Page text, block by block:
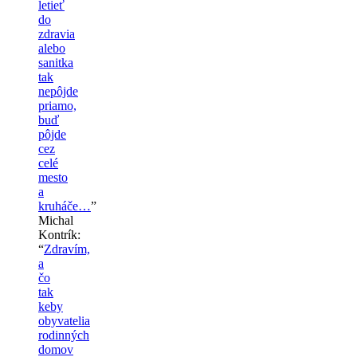
letieť
do
zdravia
alebo
sanitka
tak
nepôjde
priamo,
buď
pôjde
cez
celé
mesto
a
kruháče…”
Michal
Kontrík:
“Zdravím,
a
čo
tak
keby
obyvatelia
rodinných
domov